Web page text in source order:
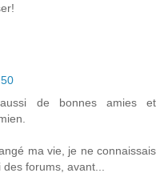
de bonnes amies et
ma vie, je ne connaissais
forums, avant...